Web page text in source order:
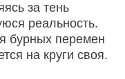
за тень
реальность.
бурных перемен
на круги своя.